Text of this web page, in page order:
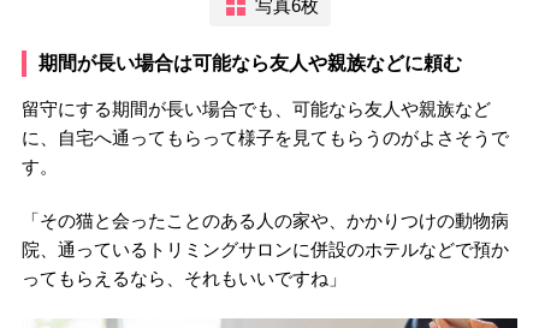
写真6枚
期間が長い場合は可能なら友人や親族などに頼む
留守にする期間が長い場合でも、可能なら友人や親族など
に、自宅へ通ってもらって様子を見てもらうのがよさそうで
す。
「その猫と会ったことのある人の家や、かかりつけの動物病
院、通っているトリミングサロンに併設のホテルなどで預か
ってもらえるなら、それもいいですね」